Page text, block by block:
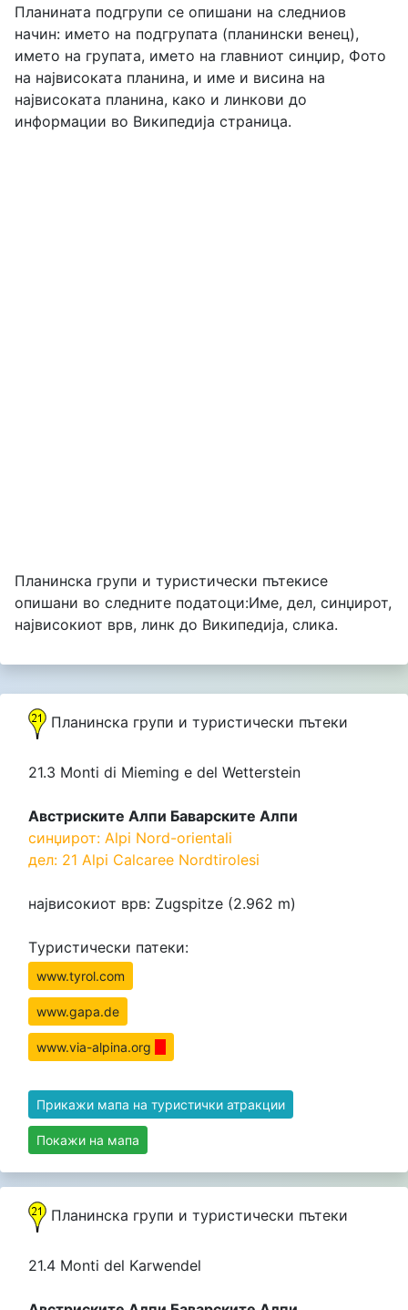
Планината подгрупи се опишани на следниов
начин: името на подгрупата (планински венец),
името на групата, името на главниот синџир, Фото
на највисоката планина, и име и висина на
највисоката планина, како и линкови до
информации во Википедија страница.
Планинска групи и туристически пътекисе
опишани во следните податоци:Име, дел, синџирот,
највисокиот врв, линк до Википедија, слика.
Планинска групи и туристически пътеки
21.3 Monti di Mieming e del Wetterstein
Австриските Алпи Баварските Алпи
синџирот: Alpi Nord-orientali
дел: 21 Alpi Calcaree Nordtirolesi
највисокиот врв: Zugspitze (2.962 m)
Tуристически патеки:
www.tyrol.com
www.gapa.de
www.via-alpina.org
Прикажи мапа на туристички атракции
Покажи на мапа
Планинска групи и туристически пътеки
21.4 Monti del Karwendel